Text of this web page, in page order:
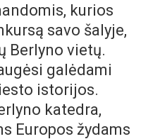
kurios
savo šalyje,
Berlyno vietų.
galėdami
istorijos.
katedra,
Europos žydams